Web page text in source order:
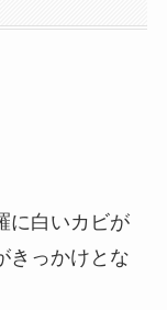
に白いカビが
きっかけとな